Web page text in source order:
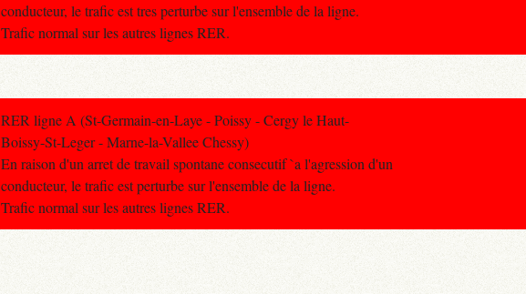
conducteur, le trafic est tres perturbe sur l'ensemble de la ligne.
Trafic normal sur les autres lignes RER.
RER ligne A (St-Germain-en-Laye - Poissy - Cergy le Haut-
Boissy-St-Leger - Marne-la-Vallee Chessy)
En raison d'un arret de travail spontane consecutif `a l'agression d'un
conducteur, le trafic est perturbe sur l'ensemble de la ligne.
Trafic normal sur les autres lignes RER.